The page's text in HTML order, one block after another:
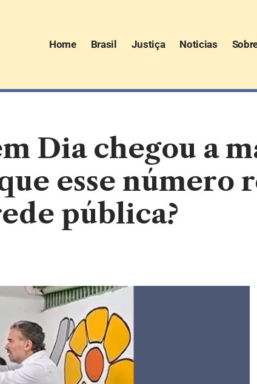
Home Brasil Justiça Noticias
Dia chegou a
esse número
pública?